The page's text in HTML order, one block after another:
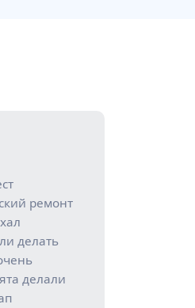
ремонт
делать
делали